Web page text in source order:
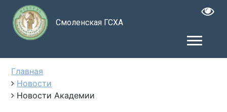
Смоленская ГСХА
Главная
Новости
Новости Академии